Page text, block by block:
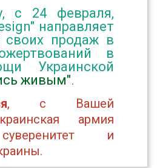
с 24 февраля,
направляет
своих продаж в
в
Украинской
живым".
, с Вашей
армия
и